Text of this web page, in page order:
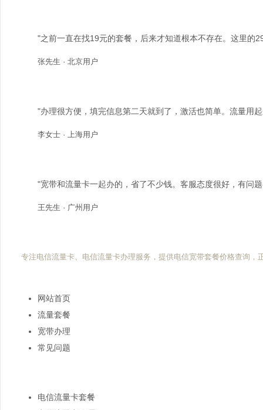
"之前一直在找19元的套餐，后来才知道根本不存在。这里的
张先生 · 北京用户
"办理很方便，填完信息第二天就到了，激活也简单。流量用
李女士 · 上海用户
"宽带和流量卡一起办的，省了不少钱。客服态度很好，有问
王先生 · 广州用户
专注电信流量卡、电信流量卡办理服务，提供电信宽带套餐价格查询，
网站首页
流量套餐
宽带办理
常见问题
电信流量卡套餐